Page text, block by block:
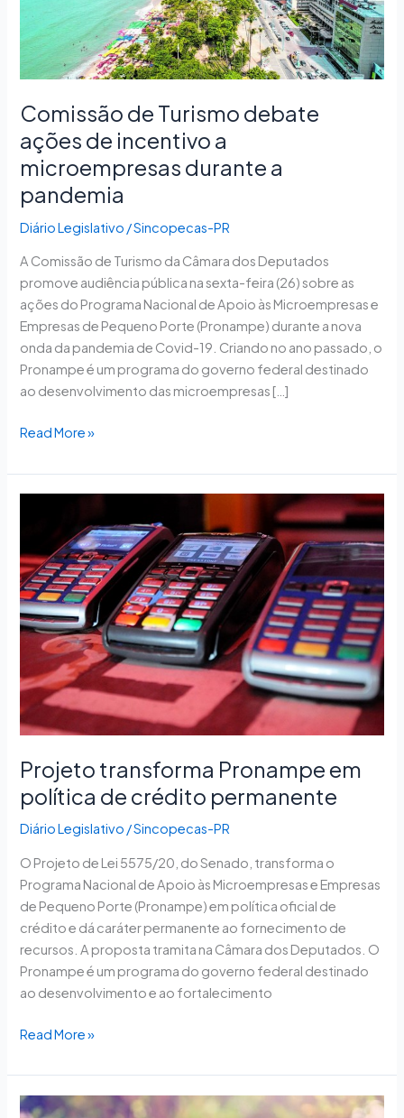
Comissão de Turismo debate
ações de incentivo a
microempresas durante a
pandemia
Diário Legislativo /Sincopecas-PR
A Comissão de Turismo da Câmara dos Deputados
promove audiência pública na sexta-feira (26) sobre as
ações do Programa Nacional de Apoio às Microempresas e
Empresas de Pequeno Porte (Pronampe) durante a nova
onda da pandemia de Covid-19. Criando no ano passado, o
Pronampe é um programa do governo federal destinado
ao desenvolvimento das microempresas […]
incentivo
microempresas
durante
pandemia
Read More »
Projeto transforma Pronampe em
política de crédito permanente
Diário Legislativo /Sincopecas-PR
O Projeto de Lei 5575/20, do Senado, transforma o
Programa Nacional de Apoio às Microempresas e Empresas
de Pequeno Porte (Pronampe) em política oficial de
crédito e dá caráter permanente ao fornecimento de
recursos. A proposta tramita na Câmara dos Deputados. O
Pronampe é um programa do governo federal destinado
ao desenvolvimento e ao fortalecimento
transforma
Pronampe
em
política
de
crédito
permanente
Read More »
Projeto